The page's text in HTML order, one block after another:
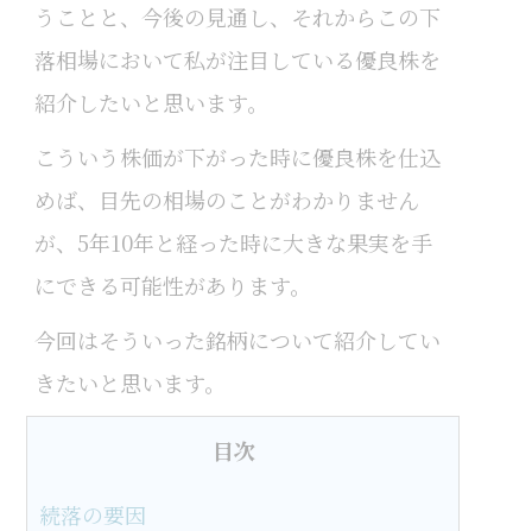
うことと、今後の見通し、それからこの下
落相場において私が注目している優良株を
紹介したいと思います。
こういう株価が下がった時に優良株を仕込
めば、目先の相場のことがわかりません
が、5年10年と経った時に大きな果実を手
にできる可能性があります。
今回はそういった銘柄について紹介してい
きたいと思います。
目次
続落の要因